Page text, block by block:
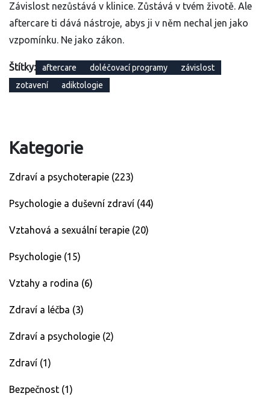
Závislost nezůstává v klinice. Zůstává v tvém životě. Ale
aftercare ti dává nástroje, abys ji v něm nechal jen jako
vzpomínku. Ne jako zákon.
Štítky: aftercare doléčovací programy
závislost
zotavení
adiktologie
Kategorie
Zdraví a psychoterapie (223)
Psychologie a duševní zdraví (44)
Vztahová a sexuální terapie (20)
Psychologie (15)
Vztahy a rodina (6)
Zdraví a léčba (3)
Zdraví a psychologie (2)
Zdraví (1)
Bezpečnost (1)